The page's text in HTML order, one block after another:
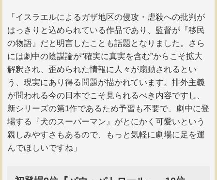
「イスラエルによるガザ地区の侵攻・虐殺への批判が
はっきりと込められている作品であり、監督が『移民
の物語』だと明言したことも話題となりました。さら
には劇中の陰謀論が“確実に真実を含む”からこそ拡大
解釈され、歪められた情報に人々が扇動されるとい
う、現実にあり得る問題が描かれています。排外主義
が問われる今の日本でこそ見られるべき内容ですし、
新シリーズの第1作であるため予習も不要で、劇中に登
場する『犬のスーパーマン』がとにかく可愛いという
親しみやすさもあるので、もっと気軽に劇場に足を運
んでほしいですね」